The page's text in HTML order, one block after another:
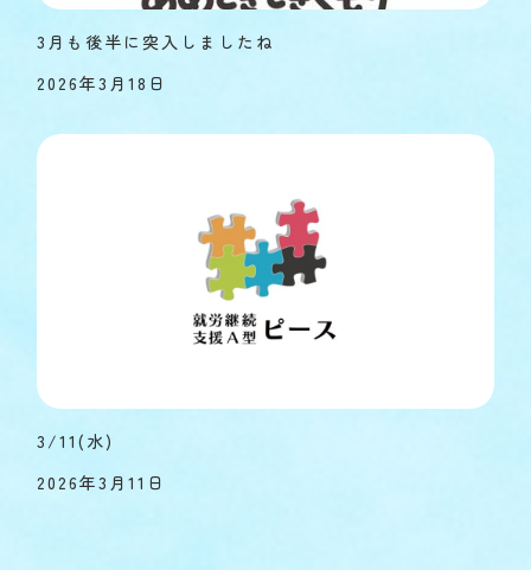
3月も後半に突入しましたね
2026年3月18日
3/11(水)
2026年3月11日